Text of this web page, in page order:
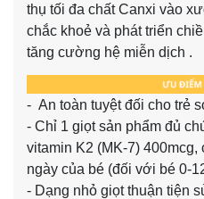
thụ tối đa chất Canxi vào
chắc khoẻ và phát triển
tăng cường hệ miễn dịch .
- An toàn tuyệt đối cho trẻ
- Chỉ 1 giọt sản phẩm đủ
vitamin K2 (MK-7) 400mcg,
ngày của bé (đối với bé 0-
- Dạng nhỏ giọt thuận tiện